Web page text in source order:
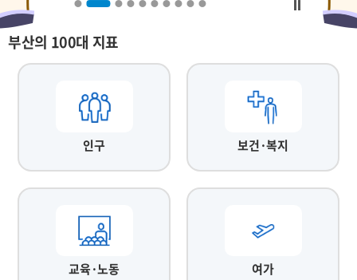
부산의 100대 지표
인구 보건·복지
교육·노동 여가